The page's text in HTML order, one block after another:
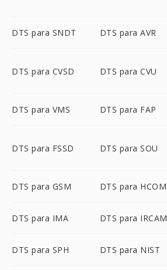
DTS para SNDT DTS para AVR
DTS para CVSD DTS para CVU
DTS para VMS DTS para FAP
DTS para FSSD DTS para SOU
DTS para GSM DTS para HCOM
DTS para IMA DTS para IRCAM
DTS para SPH DTS para NIST